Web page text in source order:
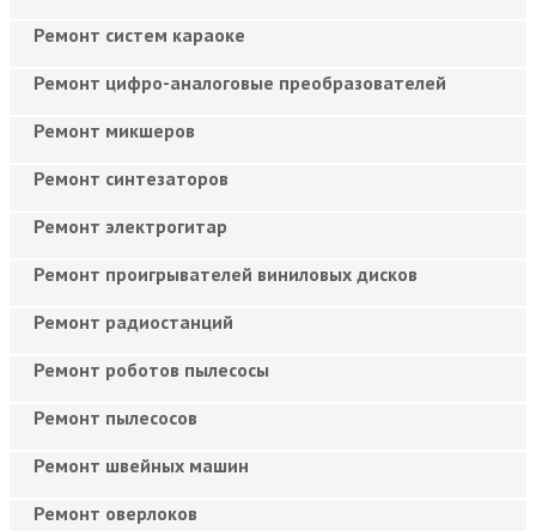
Ремонт систем караоке
Ремонт цифро-аналоговые преобразователей
Ремонт микшеров
Ремонт синтезаторов
Ремонт электрогитар
Ремонт проигрывателей виниловых дисков
Ремонт радиостанций
Ремонт роботов пылесосы
Ремонт пылесосов
Ремонт швейных машин
Ремонт оверлоков